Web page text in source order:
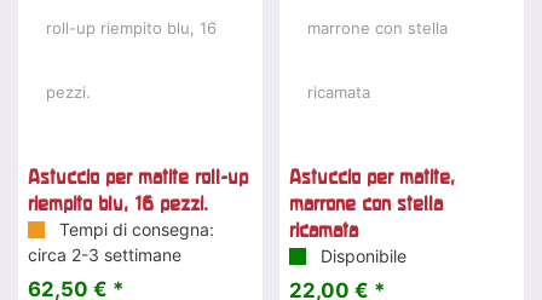
Astuccio per matite roll-up
riempito blu, 16 pezzi.
Tempi di consegna:
circa 2-3 settimane
62,50 € *
Astuccio per matite,
marrone con stella
ricamata
Disponibile
22,00 € *